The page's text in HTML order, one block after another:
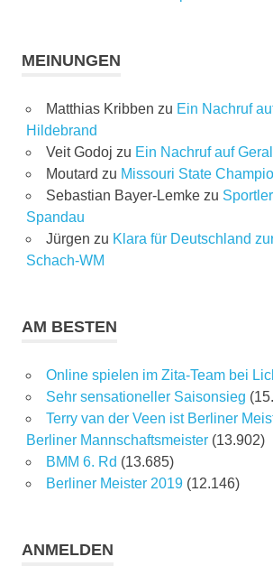
MEINUNGEN
Matthias Kribben zu Ein Nachruf
Hildebrand
Veit Godoj zu Ein Nachruf auf
Moutard zu Missouri State
Sebastian Bayer-Lemkezu
Spandau
Jürgen zu Klara für Deutschland
Schach-WM
AM BESTEN
Online spielen im Zita-Team bei
Sehr sensationeller Saisonsieg
Terry van der Veen ist Berliner
Berliner Mannschaftsmeister (13.902)
BMM 6. Rd (13.685)
Berliner Meister 2019 (12.146)
ANMELDEN